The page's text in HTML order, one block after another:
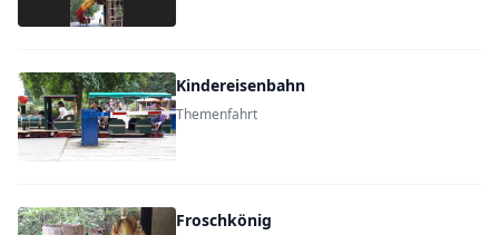
Kindereisenbahn
Themenfahrt
Froschkönig